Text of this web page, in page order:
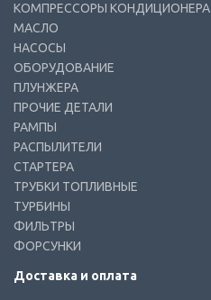
КОМПРЕССОРЫ КОНДИЦИОНЕРА
МАСЛО
НАСОСЫ
ОБОРУДОВАНИЕ
ПЛУНЖЕРА
ПРОЧИЕ ДЕТАЛИ
РАМПЫ
РАСПЫЛИТЕЛИ
СТАРТЕРА
ТРУБКИ ТОПЛИВНЫЕ
ТУРБИНЫ
ФИЛЬТРЫ
ФОРСУНКИ
Доставка и оплата